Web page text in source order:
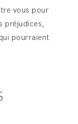
vous pour
préjudices,
pourraient